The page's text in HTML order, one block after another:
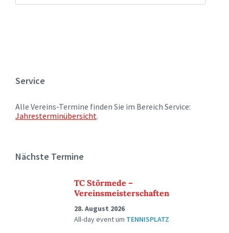
Service
Alle Vereins-Termine finden Sie im Bereich Service:
Jahresterminübersicht.
Nächste Termine
TC Störmede –
Vereinsmeisterschaften
28. August 2026
All-day eventum TENNISPLATZ